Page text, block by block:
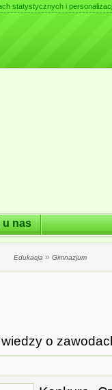
statystycznych i
nas
Edukacja » Gimnazjum
o